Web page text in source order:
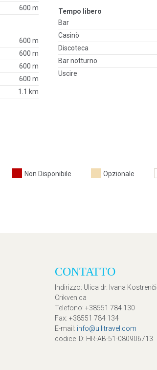
600 m
600 m
600 m
600 m
600 m
1.1 km
Tempo libero
Bar
Casinò
Discoteca
Bar notturno
Uscire
Non Disponibile Opzionale
CONTATTO
Indirizzo: Ulica dr. Ivana
Crikvenica
Telefono: +38551 784 130
Fax: +38551 784 134
E-mail : info@ullitravel.com
codice ID: HR-AB-51-080906713